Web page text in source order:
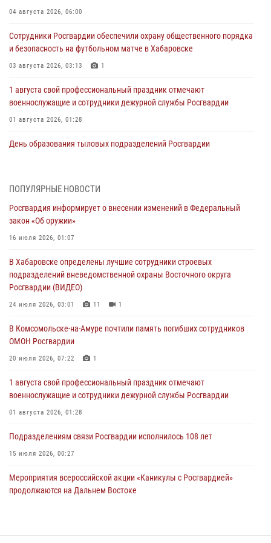
04 августа 2026, 06:00
Сотрудники Росгвардии обеспечили охрану общественного порядка
и безопасность на футбольном матче в Хабаровске
03 августа 2026, 03:13 1
1 августа свой профессиональный праздник отмечают
военнослужащие и сотрудники дежурной службы Росгвардии
01 августа 2026, 01:28
День образования тыловых подразделений Росгвардии
В Управлении Росгвардии по Хабаровскому краю состоялось
избирательного права
31 июля 2026, 03:26
женщине, потерявшей сознание во время массового мероприятия
29 июля 2026, 23:24 2
В Хабаровске продолжается акция «Каникулы с Росгвардией»
За прошедшую неделю в Хабаровском крае росгвардейцы провели
свыше 120 проверок условий хранения оружия
ПОПУЛЯРНЫЕ НОВОСТИ
Росгвардия информирует о внесении изменений в Федеральный
закон «Об оружии»
16 июля 2026, 01:07
В Хабаровске определены лучшие сотрудники строевых
подразделений вневедомственной охраны Восточного округа
Росгвардии (ВИДЕО)
24 июля 2026, 03:01 11 1
В Комсомольске-на-Амуре почтили память погибших сотрудников
ОМОН Росгвардии
20 июля 2026, 07:22 1
1 августа свой профессиональный праздник отмечают
военнослужащие и сотрудники дежурной службы Росгвардии
01 августа 2026, 01:28
Подразделениям связи Росгвардии исполнилось 108 лет
15 июля 2026, 00:27
Мероприятия всероссийской акции «Каникулы с Росгвардией»
продолжаются на Дальнем Востоке